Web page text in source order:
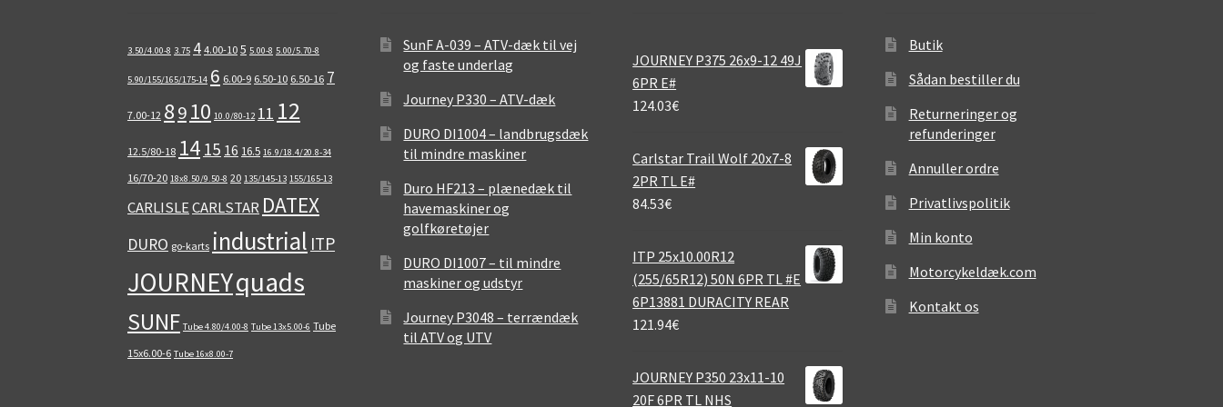
3.50/4.00-8 3.75 4 4.00-10 5 5.00-8 5.00/5.70-8
5.90/155/165/175-14 6 6.00-9 6.50-10 6.50-16 7
7.00-12 8910 10.0/80-12 11 12
12.5/80-18 14 15 16 16.5 16.9/18.4/20.8-34
16/70-20 18x8.50/9.50-8 20 135/145-13 155/165-13
CARLISLECARLSTAR DATEX
DURO go-karts industrial ITP
JOURNEYquads
SUNF Tube 4.80/4.00-8 Tube 13x5.00-6 Tube
15x6.00-6 Tube 16x8.00-7
SunF A-039 – ATV-dæk til vej
og faste underlag
Journey P330 – ATV-dæk
DURO DI1004 – landbrugsdæk
til mindre maskiner
Duro HF213 – plænedæk til
havemaskiner og
golfkøretøjer
DURO DI1007 – til mindre
maskiner og udstyr
Journey P3048 – terrændæk
til ATV og UTV
JOURNEY P375 26x9-12 49J
6PR E#
124.03€
Carlstar Trail Wolf 20x7-8
2PR TL E#
84.53€
ITP 25x10.00R12
(255/65R12) 50N 6PR TL #E
6P13881 DURACITY REAR
121.94€
JOURNEY P350 23x11-10
20F 6PR TL NHS
Butik
Sådan bestiller du
Returneringer og
refunderinger
Annuller ordre
Privatlivspolitik
Min konto
Motorcykeldæk.com
Kontakt os